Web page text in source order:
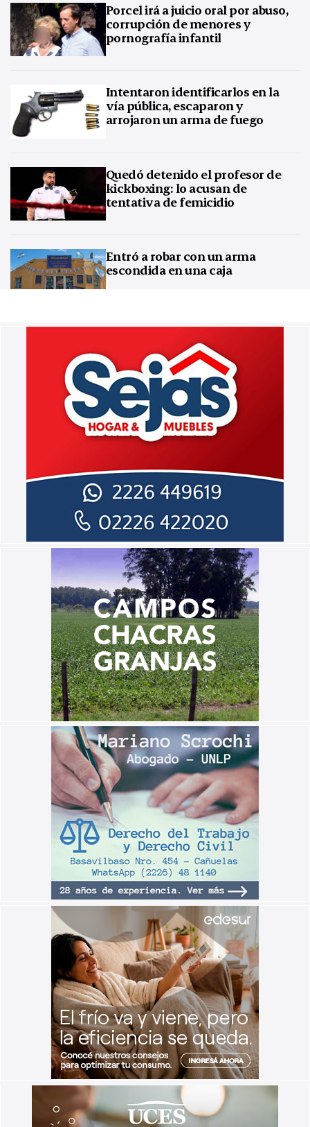
Porcel irá a juicio oral por abuso,
corrupción de menores y
pornografía infantil
Intentaron identificarlos en la
vía pública, escaparon y
arrojaron un arma de fuego
Quedó detenido el profesor de
kickboxing: lo acusan de
tentativa de femicidio
Entró a robar con un arma
escondida en una caja